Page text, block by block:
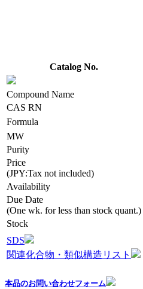
Catalog No.
Compound Name
CAS RN
Formula
MW
Purity
Price
(JPY:Tax not included)
Availability
Due Date
(One wk. for less than stock quant.)
Stock
SDS
関連化合物・類似構造リスト
本品のお問い合わせフォーム